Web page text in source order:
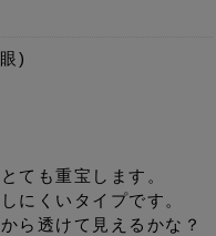
)
ても重宝します。
にくいタイプです。
ら透けて見えるかな？